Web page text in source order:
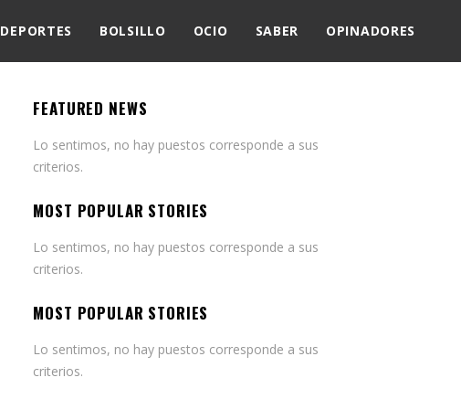
DEPORTES BOLSILLO OCIO SABER OPINADORES
FEATURED NEWS
Lo sentimos, no hay puestos corresponde a sus
criterios.
MOST POPULAR STORIES
Lo sentimos, no hay puestos corresponde a sus
criterios.
MOST POPULAR STORIES
Lo sentimos, no hay puestos corresponde a sus
criterios.